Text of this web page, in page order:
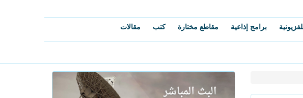
برامج إذاعية مقاطع مختارة كتب مقالات